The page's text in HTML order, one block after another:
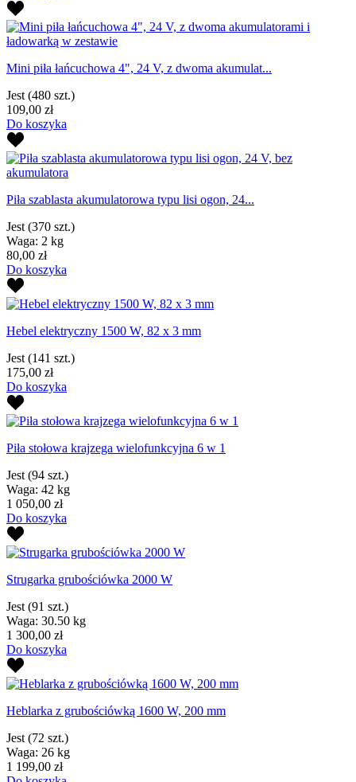
Mini piła łańcuchowa 4", 24 V, z dwoma akumulat...
Jest (480 szt.)
109,00 zł
Do koszyka
Piła szablasta akumulatorowa typu lisi ogon, 24...
Jest (370 szt.)
Waga: 2 kg
80,00 zł
Do koszyka
Hebel elektryczny 1500 W, 82 x 3 mm
Jest (141 szt.)
175,00 zł
Do koszyka
Piła stołowa krajzega wielofunkcyjna 6 w 1
Jest (94 szt.)
Waga: 42 kg
1 050,00 zł
Do koszyka
Strugarka grubościówka 2000 W
Jest (91 szt.)
Waga: 30.50 kg
1 300,00 zł
Do koszyka
Heblarka z grubościówką 1600 W, 200 mm
Jest (72 szt.)
Waga: 26 kg
1 199,00 zł